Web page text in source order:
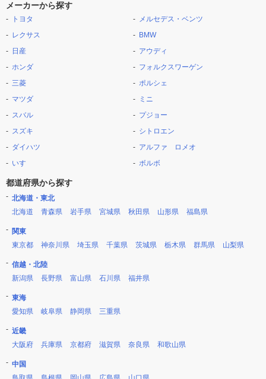
メーカーから探す
トヨタ
レクサス
日産
ホンダ
三菱
マツダ
スバル
スズキ
ダイハツ
いすゞ
メルセデス・ベンツ
BMW
アウディ
フォルクスワーゲン
ポルシェ
ミニ
プジョー
シトロエン
アルファ ロメオ
ボルボ
都道府県から探す
北海道・東北
北海道
青森県 岩手県 宮城県 秋田県 山形県 福島県
関東
東京都
神奈川県 埼玉県 千葉県 茨城県 栃木県 群馬県 山梨県
信越・北陸
新潟県
長野県 富山県 石川県 福井県
東海
愛知県
岐阜県 静岡県 三重県
近畿
大阪府
兵庫県 京都府 滋賀県 奈良県 和歌山県
中国